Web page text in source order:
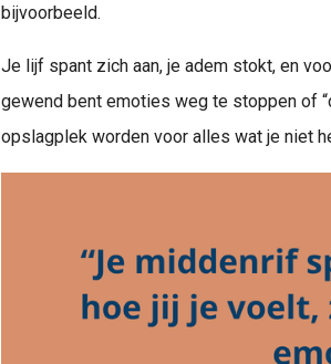
bijvoorbeeld.
Je lijf spant zich aan, je adem stokt, en
gewend bent emoties weg te stoppen of
opslagplek worden voor alles wat je niet